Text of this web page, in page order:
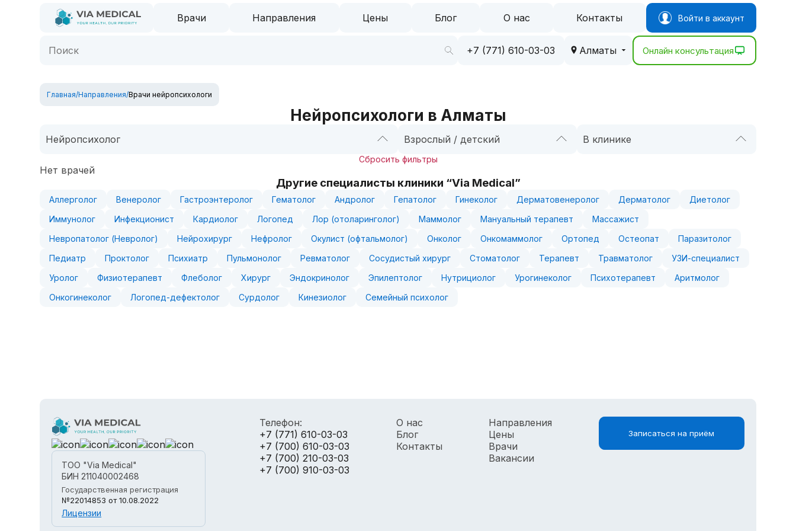
Врачи Направления Цены Блог О нас Контакты Войти в аккаунт
+7 (771) 610-03-03 Алматы Онлайн консультация
Главная/Направления/Врачи нейропсихологи
Нейропсихологи в Алматы
Нейропсихолог Взрослый / детский В клинике
Сбросить фильтры
Нет врачей
Другие специалисты клиники “Via Medical”
Аллерголог Венеролог Гастроэнтеролог Гематолог Андролог Гепатолог Гинеколог Дерматовенеролог Дерматолог
Диетолог
Иммунолог
Инфекционист Кардиолог Логопед Лор (отоларинголог) Маммолог Мануальный терапевт
Массажист
Невропатолог (Невролог)
Нейрохирург Нефролог Окулист (офтальмолог) Онколог Онкомаммолог Ортопед Остеопат
Паразитолог
Педиатр
Проктолог Психиатр Пульмонолог Ревматолог Сосудистый хирург Стоматолог Терапевт Травматолог
УЗИ-специалист
Уролог
Физиотерапевт Флеболог Хирург Эндокринолог Эпилептолог Нутрициолог Урогинеколог Психотерапевт
Аритмолог
Онкогинеколог
Логопед-дефектолог Сурдолог Кинезиолог Семейный психолог
ТОО "Via Medical"
БИН 211040002468
Государственная регистрация
№22014853 от 10.08.2022
Лицензии
Телефон:
+7 (771) 610-03-03
+7 (700) 610-03-03
+7 (700) 210-03-03
+7 (700) 910-03-03
О нас
Блог
Контакты
Направления
Цены
Врачи
Вакансии
Записаться на приём